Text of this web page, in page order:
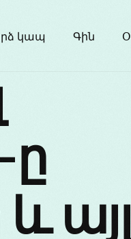
կապ Գին
ը
այլ